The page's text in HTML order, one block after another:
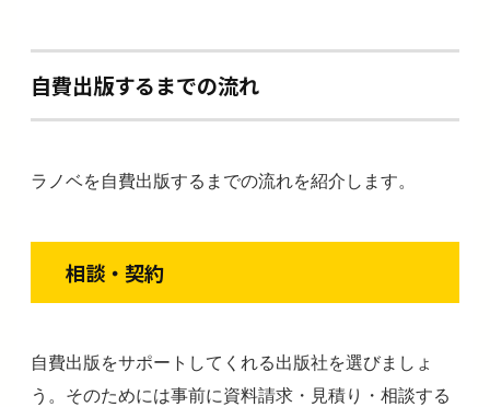
自費出版するまでの流れ
ラノベを自費出版するまでの流れを紹介します。
相談・契約
自費出版をサポートしてくれる出版社を選びましょ
う。そのためには事前に資料請求・見積り・相談する